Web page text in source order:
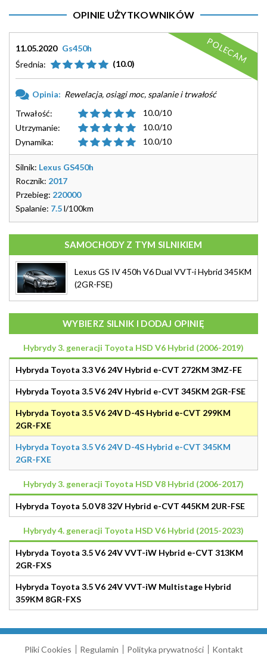
OPINIE UŻYTKOWNIKÓW
11.05.2020 Gs450h
Średnia:
(10.0)
Opinia: Rewelacja, osiągi moc, spalanie i trwałość
Trwałość:
10.0/10
Utrzymanie:
10.0/10
Dynamika:
10.0/10
Silnik: Lexus GS450h
Rocznik: 2017
Przebieg: 220000
Spalanie: 7.5l/100km
POLECAM
SAMOCHODY Z TYM SILNIKIEM
Lexus GS IV 450h V6 Dual VVT-i Hybrid 345KM
(2GR-FSE)
WYBIERZ SILNIK I DODAJ OPINIĘ
Hybrydy 3. generacji Toyota HSD V6 Hybrid (2006-2019)
Hybryda Toyota 3.3 V6 24V Hybrid e-CVT 272KM 3MZ-FE
Hybryda Toyota 3.5 V6 24V Hybrid e-CVT 345KM 2GR-FSE
Hybryda Toyota 3.5 V6 24V D-4S Hybrid e-CVT 299KM
2GR-FXE
Hybryda Toyota 3.5 V6 24V D-4S Hybrid e-CVT 345KM
2GR-FXE
Hybrydy 3. generacji Toyota HSD V8 Hybrid (2006-2017)
Hybryda Toyota 5.0 V8 32V Hybrid e-CVT 445KM 2UR-FSE
Hybrydy 4. generacji Toyota HSD V6 Hybrid (2015-2023)
Hybryda Toyota 3.5 V6 24V VVT-iW Hybrid e-CVT 313KM
2GR-FXS
Hybryda Toyota 3.5 V6 24V VVT-iW Multistage Hybrid
359KM 8GR-FXS
Pliki Cookies Regulamin Polityka prywatności Kontakt